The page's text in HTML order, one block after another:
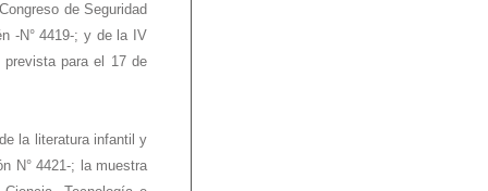
de Seguridad
-N° 4419-; y de la IV
prevista para el 17 de
la literatura infantil y
N° 4421-; la muestra